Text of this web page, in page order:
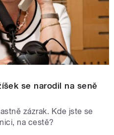
se narodil na seně
zázrak. Kde jste se
na cestě?